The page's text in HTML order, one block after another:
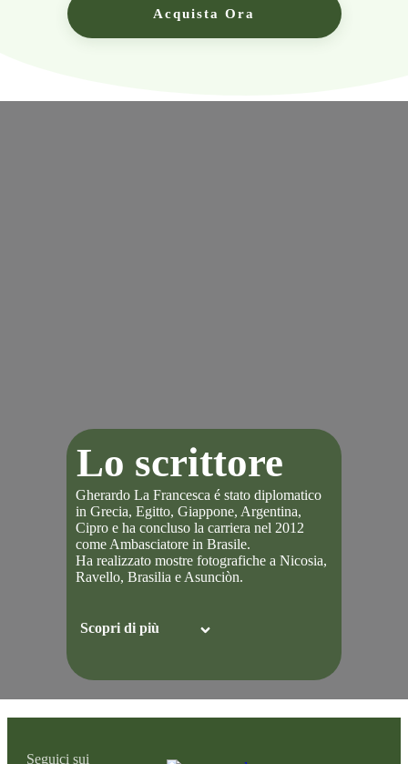
Acquista Ora
Lo scrittore
Gherardo La Francesca é stato diplomatico
in Grecia, Egitto, Giappone, Argentina,
Cipro e ha concluso la carriera nel 2012
come Ambasciatore in Brasile.
Ha realizzato mostre fotografiche a Nicosia,
Ravello, Brasilia e Asunciòn.
Scopri di più
Seguici sui